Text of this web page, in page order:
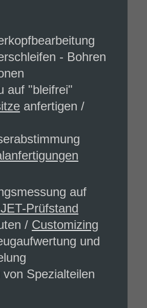
- Bohren
auf "bleifrei"
anfertigen /
auf
Prüfstand
/ Customizing
und
von Spezialteilen